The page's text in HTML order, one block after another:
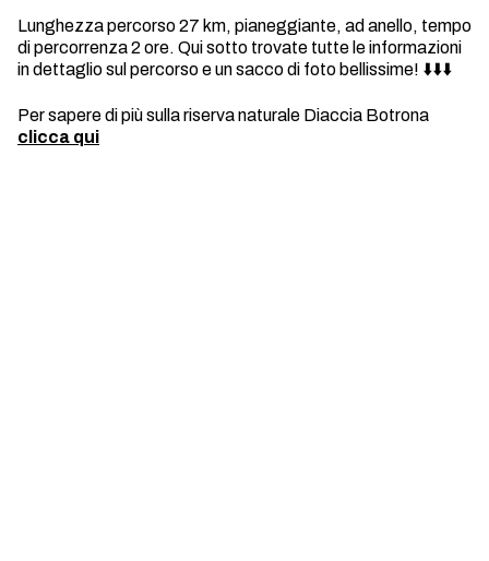
Lunghezza percorso 27 km, pianeggiante, ad anello, tempo
di percorrenza 2 ore. Qui sotto trovate tutte le informazioni
in dettaglio sul percorso e un sacco di foto bellissime! ⬇️⬇️⬇️
Per sapere di più sulla riserva naturale Diaccia Botrona
clicca qui